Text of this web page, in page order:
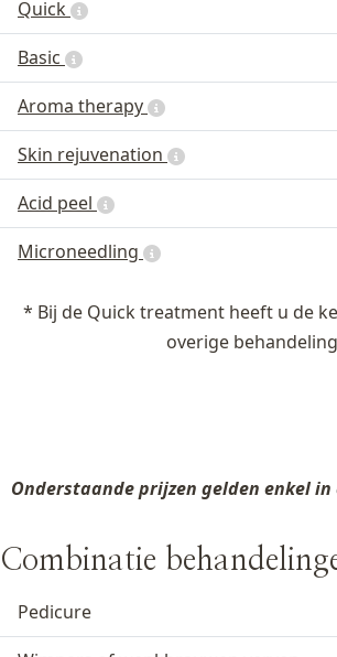
Quick
Basic
Aroma therapy
Skin rejuvenation
Acid peel
Microneedling
* Bij de Quick treatment heeft u de
overige
Onderstaande prijzen gelden enkel
Combinatie
Pedicure